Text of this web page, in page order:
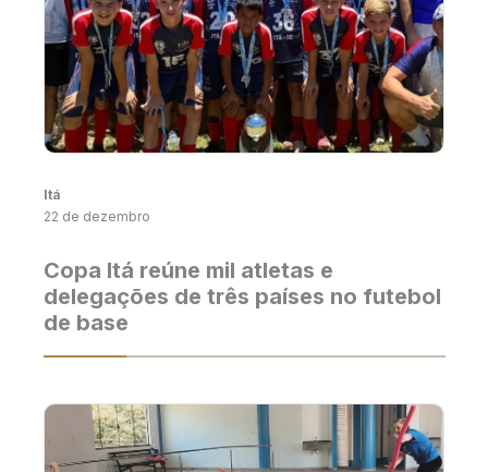
Itá
22 de dezembro
Copa Itá reúne mil atletas e
delegações de três países no futebol
de base